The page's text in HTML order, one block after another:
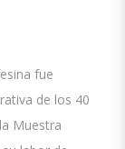
fue
de los 40
Muestra